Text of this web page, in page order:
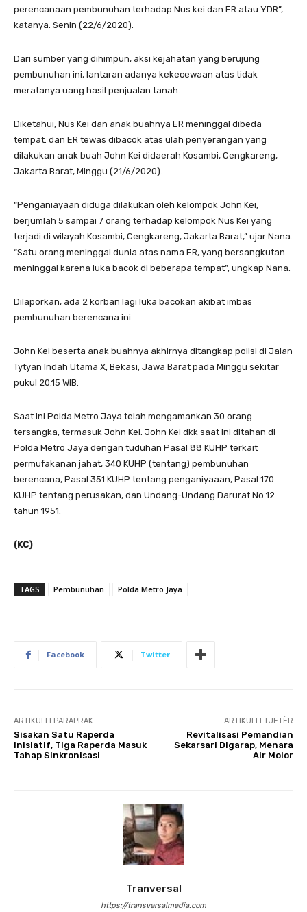
perencanaan pembunuhan terhadap Nus kei dan ER atau YDR”,
katanya. Senin (22/6/2020).
Dari sumber yang dihimpun, aksi kejahatan yang berujung
pembunuhan ini, lantaran adanya kekecewaan atas tidak
meratanya uang hasil penjualan tanah.
Diketahui, Nus Kei dan anak buahnya ER meninggal dibeda
tempat. dan ER tewas dibacok atas ulah penyerangan yang
dilakukan anak buah John Kei didaerah Kosambi, Cengkareng,
Jakarta Barat, Minggu (21/6/2020).
“Penganiayaan diduga dilakukan oleh kelompok John Kei,
berjumlah 5 sampai 7 orang terhadap kelompok Nus Kei yang
terjadi di wilayah Kosambi, Cengkareng, Jakarta Barat,” ujar Nana.
“Satu orang meninggal dunia atas nama ER, yang bersangkutan
meninggal karena luka bacok di beberapa tempat”, ungkap Nana.
Dilaporkan, ada 2 korban lagi luka bacokan akibat imbas
pembunuhan berencana ini.
John Kei beserta anak buahnya akhirnya ditangkap polisi di Jalan
Tytyan Indah Utama X, Bekasi, Jawa Barat pada Minggu sekitar
pukul 20.15 WIB.
Saat ini Polda Metro Jaya telah mengamankan 30 orang
tersangka, termasuk John Kei. John Kei dkk saat ini ditahan di
Polda Metro Jaya dengan tuduhan Pasal 88 KUHP terkait
permufakanan jahat, 340 KUHP (tentang) pembunuhan
berencana, Pasal 351 KUHP tentang penganiyaaan, Pasal 170
KUHP tentang perusakan, dan Undang-Undang Darurat No 12
tahun 1951.
(KC)
TAGS Pembunuhan Polda Metro Jaya
Facebook Twitter
ARTIKULLI PARAPRAK
Sisakan Satu Raperda
Inisiatif, Tiga Raperda Masuk
Tahap Sinkronisasi
ARTIKULLI TJETËR
Revitalisasi Pemandian
Sekarsari Digarap, Menara
Air Molor
Tranversal
https://transversalmedia.com